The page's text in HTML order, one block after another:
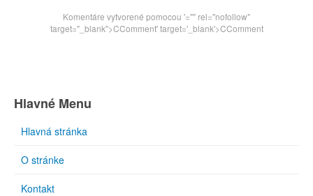
Komentáre vytvorené pomocou '="" rel="nofollow"
target="_blank">CComment' target='_blank'>CComment
Hlavné Menu
Hlavná stránka
O stránke
Kontakt